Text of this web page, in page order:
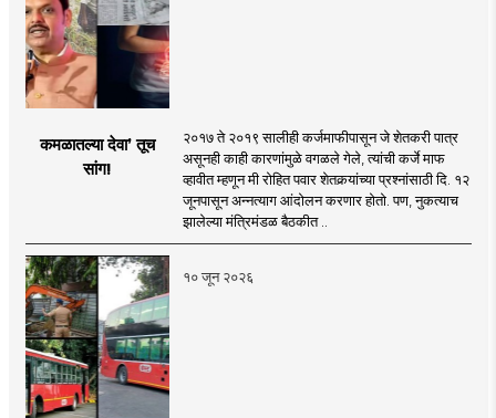
कमळातल्या देवा’ तूच
सांग!
२०१७ ते २०१९ सालीही कर्जमाफीपासून जे शेतकरी पात्र
असूनही काही कारणांमुळे वगळले गेले, त्यांची कर्जे माफ
व्हावीत म्हणून मी रोहित पवार शेतकर्‍यांच्या प्रश्नांसाठी दि. १२
जूनपासून अन्नत्याग आंदोलन करणार होतो. पण, नुकत्याच
झालेल्या मंत्रिमंडळ बैठकीत ..
१० जून २०२६